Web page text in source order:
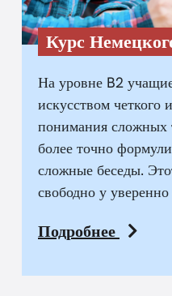
Курс
На уровне B2
искусством четкого
понимания сложных
более точно
сложные беседы.
свободно у
Подробнее